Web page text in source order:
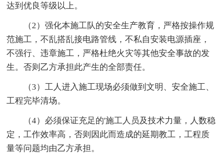
达到优良等级以上。
（2）强化本施工队的安全生产教育，严格按操作规
范施工，不乱搭乱接电路管线，不私自安装电源插座，
不强行、违章施工，严格杜绝火灾等其他安全事故的发
生。否则乙方承担此产生的全部责任。
（3）工人进入施工现场必须做到文明、安全施工、
工程完毕清场。
（4）必须保证充足的'施工人员及技术力量，人数稳
定，工作效率高，否则因此而造成的延期教工，工程质
量等问题均由乙方承担。